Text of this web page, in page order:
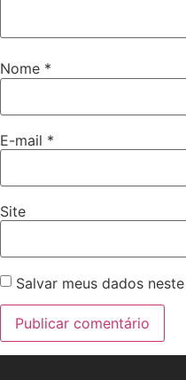
Nome *
E-mail *
Site
Salvar meus dados